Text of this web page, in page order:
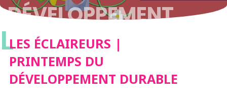
DÉVELOPPEMENT
DURABLE
LLES ÉCLAIREURS |
PRINTEMPS DU
DÉVELOPPEMENT DURABLE